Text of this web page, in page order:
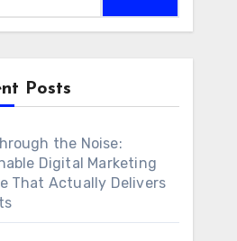
Posts
the Noise:
Digital Marketing
That Actually Delivers